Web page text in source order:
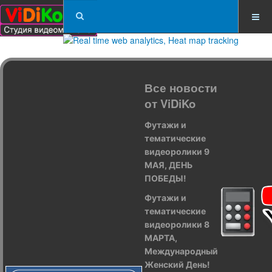
Все новости
от ViDiKo
Футажи и
тематические
видеоролики 9
МАЯ, ДЕНЬ
ПОБЕДЫ!
Футажи и
тематические
видеоролики 8
МАРТА,
Международный
Женский День!